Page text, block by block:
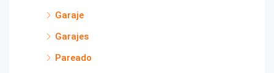
Garaje
Garajes
Pareado